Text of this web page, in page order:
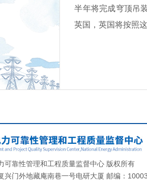
半年将完成穹顶吊
英国，英国将按照
可靠性管理和工程质量监督中心 版权所有
兴门外地藏庵南巷一号电研大厦 邮编：